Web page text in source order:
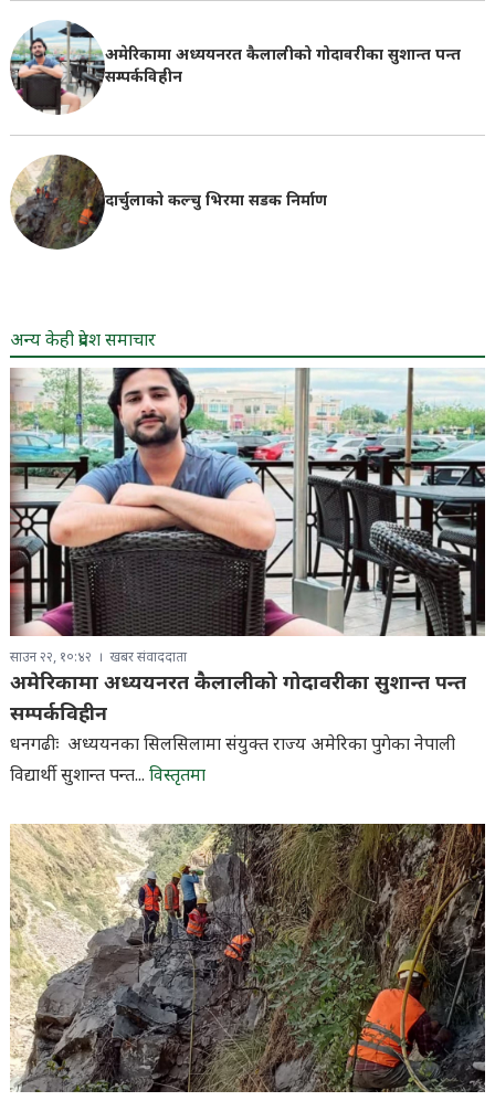
अमेरिकामा अध्ययनरत कैलालीको गोदावरीका सुशान्त पन्त
सम्पर्कविहीन
दार्चुलाको कल्चु भिरमा सडक निर्माण
अन्य केही प्रदेश समाचार
साउन २२, १०:४२ खबर संवाददाता
अमेरिकामा अध्ययनरत कैलालीको गोदावरीका सुशान्त पन्त
सम्पर्कविहीन
धनगढीः अध्ययनका सिलसिलामा संयुक्त राज्य अमेरिका पुगेका नेपाली
विद्यार्थी सुशान्त पन्त... विस्तृतमा